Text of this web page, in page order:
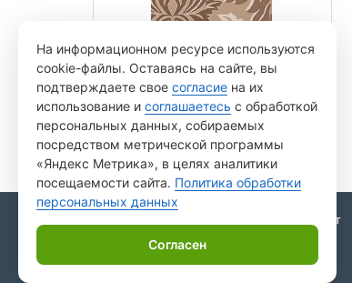
ковер Шагги 2,00*3,00 sh-107-а2-
83
Возврат
kover.spb.ru - kover.spb.ru © 2026
На информационном ресурсе используются
cookie-файлы. Оставаясь на сайте, вы
подтверждаете свое согласие на их
использование и соглашаетесь с обработкой
персональных данных, собираемых
посредством метрической программы
«Яндекс Метрика», в целях аналитики
посещаемости сайта. Политика обработки
персональных данных
Согласен